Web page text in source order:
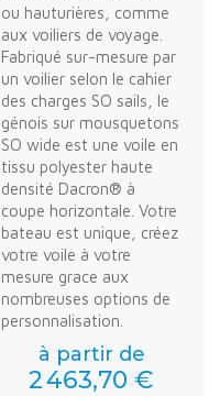
ou hauturières, comme
aux voiliers de voyage.
Fabriqué sur-mesure par
un voilier selon le cahier
des charges SO sails, le
génois sur mousquetons
SO wide est une voile en
tissu polyester haute
densité Dacron® à
coupe horizontale. Votre
bateau est unique, créez
votre voile à votre
mesure grace aux
nombreuses options de
personnalisation.
à partir de
2 463,70 €